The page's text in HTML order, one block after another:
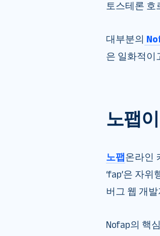
토스테론 호
대부분의
은 일화적이
노팹
노팹 온라인
‘fap’은 자
버그 웹 개
Nofap의 핵